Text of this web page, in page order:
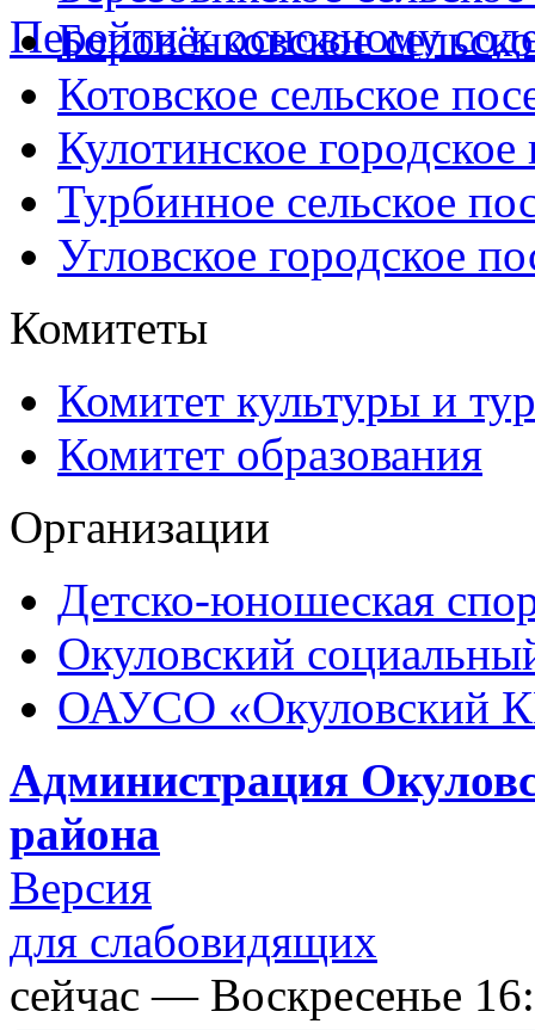
Перейти к основному
Боровёнковское
Котовское сельское
Кулотинское городское
Турбинное сельское
Угловское городское
Комитеты
Комитет культуры и
Комитет образования
Организации
Детско-юношеская
Окуловский
ОАУСО «Окуловский
Администрация
района
Версия
для слабовидящих
сейчас — Воскресенье